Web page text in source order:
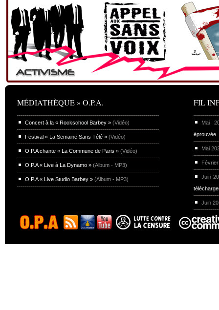
MÉDIATHÈQUE » O.P.A.
Concert à la « Rockschool Barbey » (Vidéo)
Festival « La Semaine Sans Télé » (Vidéo)
O.P.A chante « La Commune de Paris » (Vidéo)
O.P.A « Live à La Dynamo » (Album - MP3)
O.P.A « Live Studio Barbey » (Album - MP3)
FIL
Mai
éprouvée
Mai
Juin
Juin